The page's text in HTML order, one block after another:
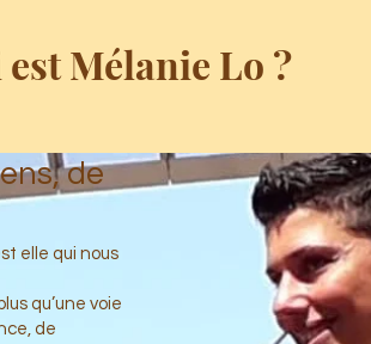
Mélanie Lo ?
de
elle qui nous
qu’une voie
de